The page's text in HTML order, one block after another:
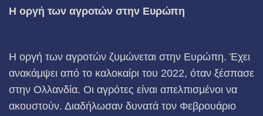
Η οργή των αγροτών στην Ευρώπη
Η οργή των αγροτών ζυμώνεται στην Ευρώπη. Έχει
ανακάμψει από το καλοκαίρι του 2022, όταν ξέσπασε
στην Ολλανδία. Οι αγρότες είναι απελπισμένοι να
ακουστούν. Διαδήλωσαν δυνατά τον Φεβρουάριο